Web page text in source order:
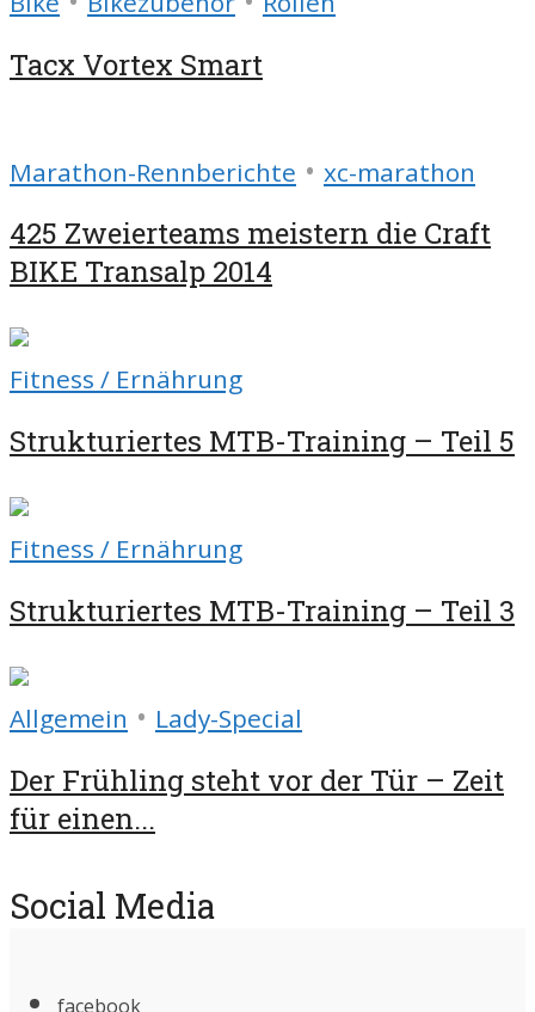
Tacx Vortex Smart
Marathon-Rennberichte • xc-marathon
425 Zweierteams meistern die Craft
BIKE Transalp 2014
Fitness / Ernährung
Strukturiertes MTB-Training – Teil 5
Fitness / Ernährung
Strukturiertes MTB-Training – Teil 3
Allgemein • Lady-Special
Der Frühling steht vor der Tür – Zeit
für einen...
Social Media
facebook